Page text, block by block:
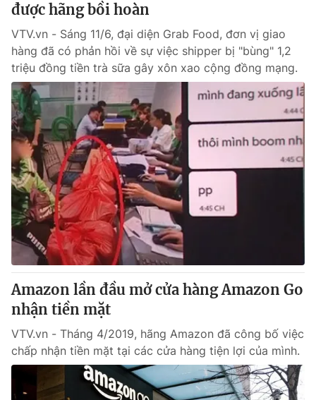
được hãng bồi hoàn
VTV.vn - Sáng 11/6, đại diện Grab Food, đơn vị giao
hàng đã có phản hồi về sự việc shipper bị "bùng" 1,2
triệu đồng tiền trà sữa gây xôn xao cộng đồng mạng.
Amazon lần đầu mở cửa hàng Amazon Go
nhận tiền mặt
VTV.vn - Tháng 4/2019, hãng Amazon đã công bố việc
chấp nhận tiền mặt tại các cửa hàng tiện lợi của mình.